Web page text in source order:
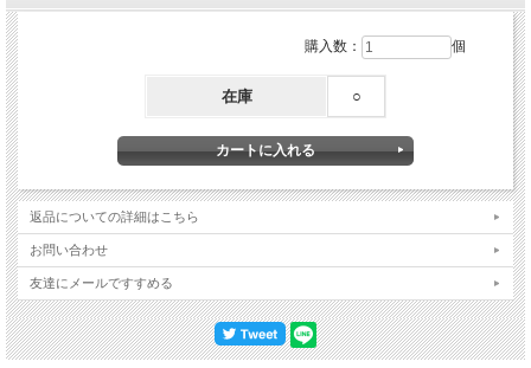
購入数： 個
在庫 ○
返品についての詳細はこちら
お問い合わせ
友達にメールですすめる